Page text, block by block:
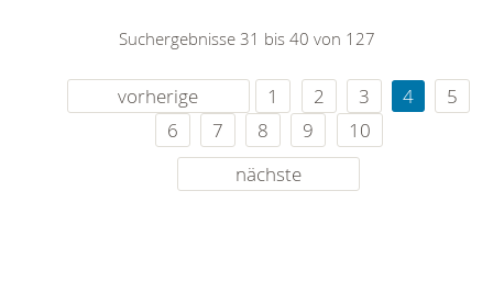
Suchergebnisse 31 bis 40 von 127
vorherige 1 2 3 4
5
6
7 8 9
10
nächste